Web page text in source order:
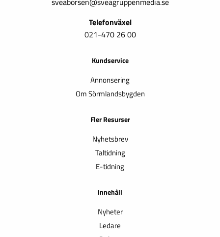
Telefonväxel
021-470 26 00
Kundservice
Annonsering
Om Sörmlandsbygden
Fler Resurser
Nyhetsbrev
Taltidning
E-tidning
Innehåll
Nyheter
Ledare